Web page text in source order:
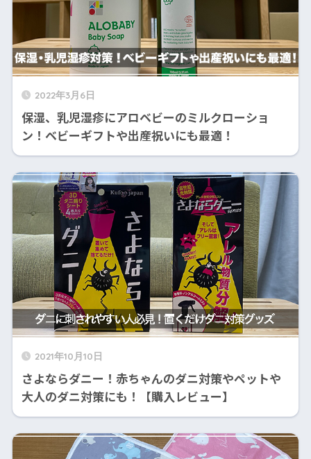
2022年3月6日
保湿、乳児湿疹にアロベビーのミルクローショ
ン！ベビーギフトや出産祝いにも最適！
2021年10月10日
さよならダニー！赤ちゃんのダニ対策やペットや
大人のダニ対策にも！【購入レビュー】